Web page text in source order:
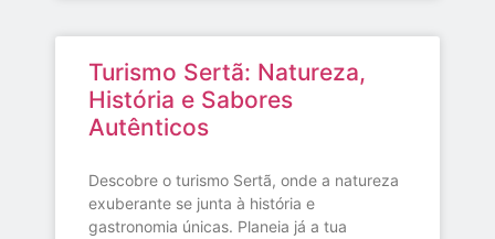
Turismo Sertã: Natureza,
História e Sabores
Autênticos
Descobre o turismo Sertã, onde a natureza
exuberante se junta à história e
gastronomia únicas. Planeia já a tua